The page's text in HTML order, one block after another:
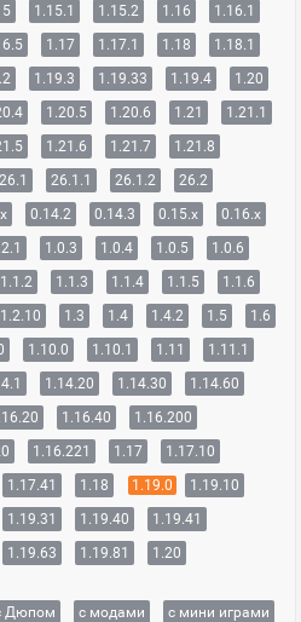
1.15.1 1.15.2 1.16
1.16.1
1.17 1.17.1 1.18
1.18.1
1.19.3 1.19.33 1.19.4
1.20
1.20.5 1.20.6 1.21
1.21.1
1.21.6 1.21.7
1.21.8
26.1 26.1.1 26.1.2 26.2
0.14.2 0.14.3 0.15.x
0.16.x
1.0.3 1.0.4 1.0.5
1.0.6
1.1.2 1.1.3 1.1.4 1.1.5
1.1.6
1.2.10 1.3 1.4 1.4.2 1.5
1.6
1.10.0 1.10.1 1.11
1.11.1
1.14.20 1.14.30
1.14.60
1.16.40
1.16.200
1.16.221 1.17
1.17.10
1.17.41 1.18 1.19.0
1.19.10
1.19.31 1.19.40
1.19.41
1.19.63 1.19.81 1.20
Дюпом с модами
с мини играми